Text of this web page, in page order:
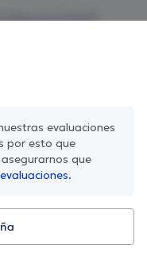
evaluaciones
por esto que
que